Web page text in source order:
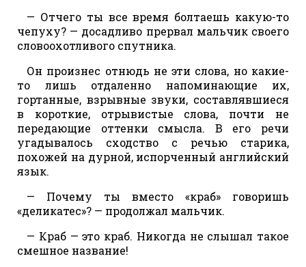
— Отчего ты все время болтаешь какую-то
чепуху? — досадливо прервал мальчик своего
словоохотливого спутника.
Он произнес отнюдь не эти слова, но какие-
то лишь отдаленно напоминающие их,
гортанные, взрывные звуки, составлявшиеся
в короткие, отрывистые слова, почти не
передающие оттенки смысла. В его речи
угадывалось сходство с речью старика,
похожей на дурной, испорченный английский
язык.
— Почему ты вместо «краб» говоришь
«деликатес»? — продолжал мальчик.
— Краб — это краб. Никогда не слышал такое
смешное название!